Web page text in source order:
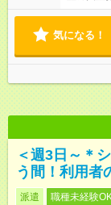
気になる！
＜週3日～＊
う間！利用者
派遣 職種未経験